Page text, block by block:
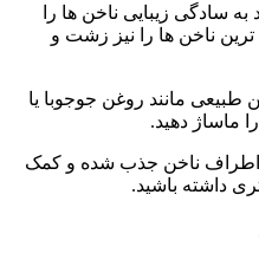
سادگی زیبایی ناخن ها را
ناخن ها را نیز زشت و
مانند روغن جوجوبا یا
ماساژ دهید.
ناخن جذب شده و کمک
داشته باشید.